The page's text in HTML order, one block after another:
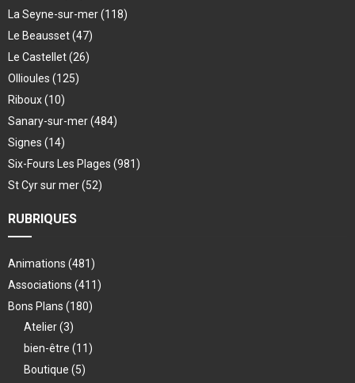
La Seyne-sur-mer(118)
Le Beausset(47)
Le Castellet(26)
Ollioules (125)
Riboux(10)
Sanary-sur-mer(484)
Signes (14)
Six-Fours Les Plages (981)
St Cyr sur mer(52)
RUBRIQUES
Animations (481)
Associations (411)
Bons Plans (180)
Atelier(3)
bien-être (11)
Boutique (5)